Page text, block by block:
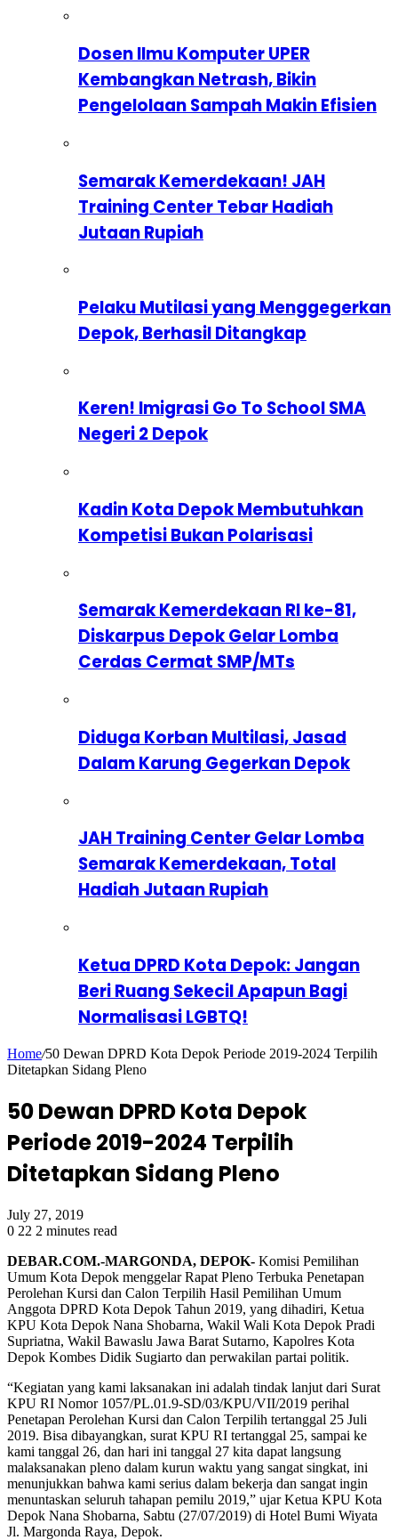
Dosen Ilmu Komputer UPER
Kembangkan Netrash, Bikin
Pengelolaan Sampah Makin Efisien
Semarak Kemerdekaan! JAH
Training Center Tebar Hadiah
Jutaan Rupiah
Pelaku Mutilasi yang Menggegerkan
Depok, Berhasil Ditangkap
Keren! Imigrasi Go To School SMA
Negeri 2 Depok
Kadin Kota Depok Membutuhkan
Kompetisi Bukan Polarisasi
Semarak Kemerdekaan RI ke-81,
Diskarpus Depok Gelar Lomba
Cerdas Cermat SMP/MTs
Diduga Korban Multilasi, Jasad
Dalam Karung Gegerkan Depok
JAH Training Center Gelar Lomba
Semarak Kemerdekaan, Total
Hadiah Jutaan Rupiah
Ketua DPRD Kota Depok: Jangan
Beri Ruang Sekecil Apapun Bagi
Normalisasi LGBTQ!
Home/50 Dewan DPRD Kota Depok Periode 2019-2024 Terpilih
Ditetapkan Sidang Pleno
50 Dewan DPRD Kota Depok
Periode 2019-2024 Terpilih
Ditetapkan Sidang Pleno
July 27, 2019
0 22 2 minutes read
DEBAR.COM.-MARGONDA, DEPOK- Komisi Pemilihan
Umum Kota Depok menggelar Rapat Pleno Terbuka Penetapan
Perolehan Kursi dan Calon Terpilih Hasil Pemilihan Umum
Anggota DPRD Kota Depok Tahun 2019, yang dihadiri, Ketua
KPU Kota Depok Nana Shobarna, Wakil Wali Kota Depok Pradi
Supriatna, Wakil Bawaslu Jawa Barat Sutarno, Kapolres Kota
Depok Kombes Didik Sugiarto dan perwakilan partai politik.
“Kegiatan yang kami laksanakan ini adalah tindak lanjut dari Surat
KPU RI Nomor 1057/PL.01.9-SD/03/KPU/VII/2019 perihal
Penetapan Perolehan Kursi dan Calon Terpilih tertanggal 25 Juli
2019. Bisa dibayangkan, surat KPU RI tertanggal 25, sampai ke
kami tanggal 26, dan hari ini tanggal 27 kita dapat langsung
malaksanakan pleno dalam kurun waktu yang sangat singkat, ini
menunjukkan bahwa kami serius dalam bekerja dan sangat ingin
menuntaskan seluruh tahapan pemilu 2019,” ujar Ketua KPU Kota
Depok Nana Shobarna, Sabtu (27/07/2019) di Hotel Bumi Wiyata
Jl. Margonda Raya, Depok.